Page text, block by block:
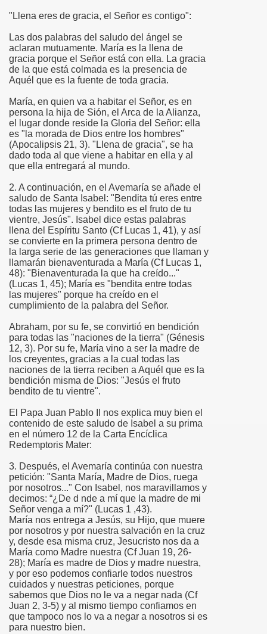
"Llena eres de gracia, el Señor es contigo":
Las dos palabras del saludo del ángel se
aclaran mutuamente. María es la llena de
gracia porque el Señor está con ella. La gracia
de la que está colmada es la presencia de
Aquél que es la fuente de toda gracia.
María, en quien va a habitar el Señor, es en
persona la hija de Sión, el Arca de la Alianza,
el lugar donde reside la Gloria del Señor: ella
es "la morada de Dios entre los hombres"
(Apocalipsis 21, 3). "Llena de gracia", se ha
dado toda al que viene a habitar en ella y al
que ella entregará al mundo.
2. A continuación, en el Avemaría se añade el
saludo de Santa Isabel: "Bendita tú eres entre
todas las mujeres y bendito es el fruto de tu
vientre, Jesús". Isabel dice estas palabras
llena del Espíritu Santo (Cf Lucas 1, 41), y así
se convierte en la primera persona dentro de
la larga serie de las generaciones que llaman y
llamarán bienaventurada a María (Cf Lucas 1,
48): "Bienaventurada la que ha creído..."
(Lucas 1, 45); María es "bendita entre todas
las mujeres" porque ha creído en el
cumplimiento de la palabra del Señor.
Abraham, por su fe, se convirtió en bendición
para todas las "naciones de la tierra" (Génesis
12, 3). Por su fe, María vino a ser la madre de
los creyentes, gracias a la cual todas las
naciones de la tierra reciben a Aquél que es la
bendición misma de Dios: "Jesús el fruto
bendito de tu vientre".
El Papa Juan Pablo II nos explica muy bien el
contenido de este saludo de Isabel a su prima
en el número 12 de la Carta Encíclica
Redemptoris Mater:
3. Después, el Avemaría continúa con nuestra
petición: "Santa María, Madre de Dios, ruega
por nosotros..." Con Isabel, nos maravillamos y
decimos: “¿De d nde a mí que la madre de mi
Señor venga a mí?" (Lucas 1 ,43).
María nos entrega a Jesús, su Hijo, que muere
por nosotros y por nuestra salvación en la cruz
y, desde esa misma cruz, Jesucristo nos da a
María como Madre nuestra (Cf Juan 19, 26-
28); María es madre de Dios y madre nuestra,
y por eso podemos confiarle todos nuestros
cuidados y nuestras peticiones, porque
sabemos que Dios no le va a negar nada (Cf
Juan 2, 3-5) y al mismo tiempo confiamos en
que tampoco nos lo va a negar a nosotros si es
para nuestro bien.
y San Francisco de Asís